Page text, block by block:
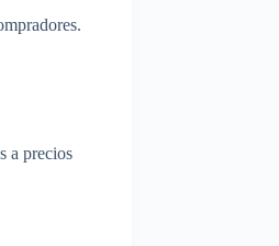
a precios